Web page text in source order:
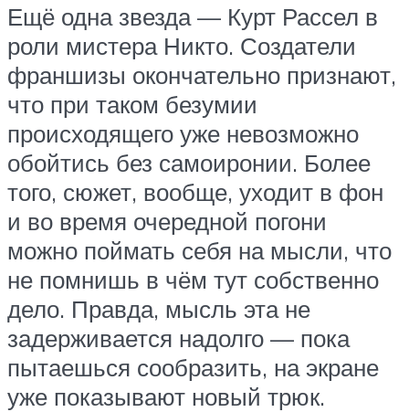
Ещё одна звезда — Курт Рассел в
роли мистера Никто. Создатели
франшизы окончательно признают,
что при таком безумии
происходящего уже невозможно
обойтись без самоиронии. Более
того, сюжет, вообще, уходит в фон
и во время очередной погони
можно поймать себя на мысли, что
не помнишь в чём тут собственно
дело. Правда, мысль эта не
задерживается надолго — пока
пытаешься сообразить, на экране
уже показывают новый трюк.